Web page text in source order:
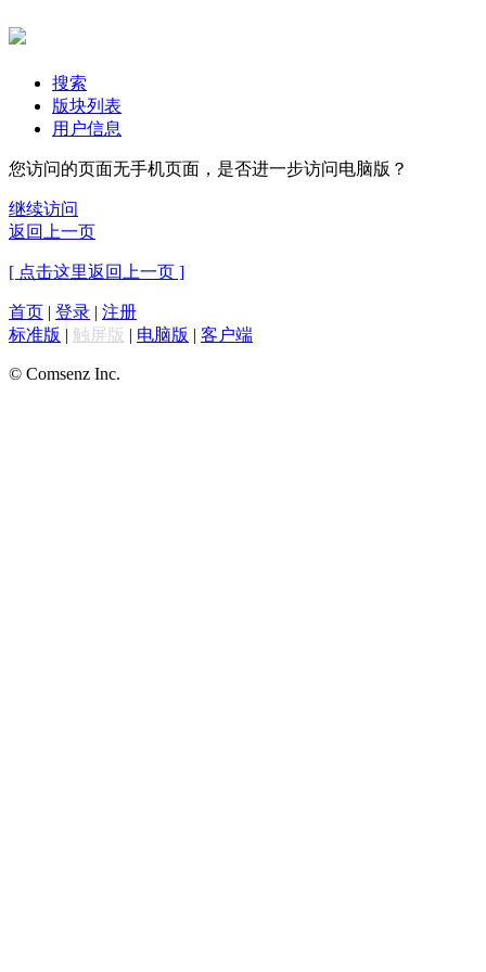
搜索
版块列表
用户信息
您访问的页面无手机页面，是否进一步访问电脑版？
继续访问
返回上一页
[ 点击这里返回上一页 ]
首页 | 登录 | 注册
标准版 | 触屏版 | 电脑版 | 客户端
© Comsenz Inc.